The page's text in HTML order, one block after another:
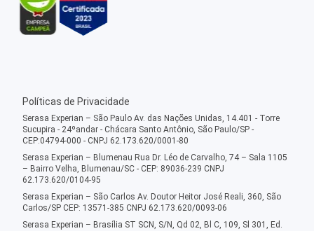
Políticas de Privacidade
Serasa Experian – São Paulo Av. das Nações Unidas, 14.401 - Torre
Sucupira - 24ºandar - Chácara Santo Antônio, São Paulo/SP -
CEP:04794-000 - CNPJ 62.173.620/0001-80
Serasa Experian – Blumenau Rua Dr. Léo de Carvalho, 74 – Sala 1105
– Bairro Velha, Blumenau/SC - CEP: 89036-239 CNPJ
62.173.620/0104-95
Serasa Experian – São Carlos Av. Doutor Heitor José Reali, 360, São
Carlos/SP CEP: 13571-385 CNPJ 62.173.620/0093-06
Serasa Experian – Brasília ST SCN, S/N, Qd 02, Bl C, 109, Sl 301, Ed.